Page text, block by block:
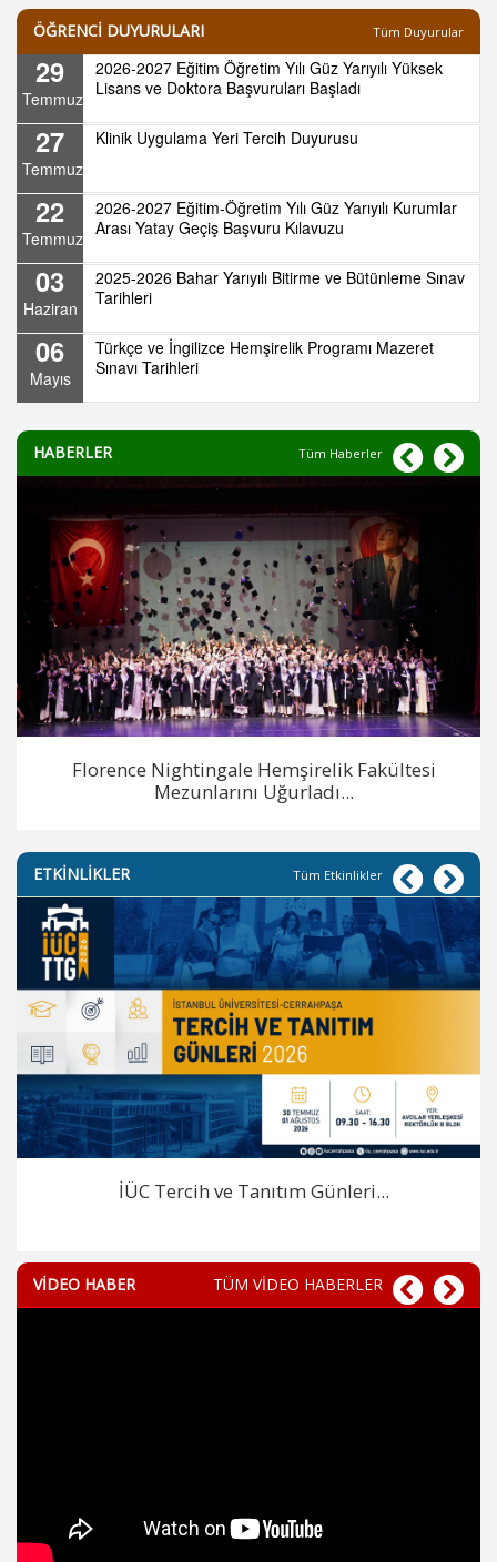
ÖĞRENCİ DUYURULARI Tüm Duyurular
29
Temmuz
2026-2027 Eğitim Öğretim Yılı Güz Yarıyılı Yüksek
Lisans ve Doktora Başvuruları Başladı
27
Temmuz
Klinik Uygulama Yeri Tercih Duyurusu
22
Temmuz
2026-2027 Eğitim-Öğretim Yılı Güz Yarıyılı Kurumlar
Arası Yatay Geçiş Başvuru Kılavuzu
03
Haziran
2025-2026 Bahar Yarıyılı Bitirme ve Bütünleme Sınav
Tarihleri
06
Mayıs
Türkçe ve İngilizce Hemşirelik Programı Mazeret
Sınavı Tarihleri
HABERLER Tüm Haberler
Florence Nightingale Hemşirelik Fakültesi
Mezunlarını Uğurladı...
ETKİNLİKLER Tüm Etkinlikler
İÜC Tercih ve Tanıtım Günleri...
VİDEO HABER TÜM VİDEO HABERLER